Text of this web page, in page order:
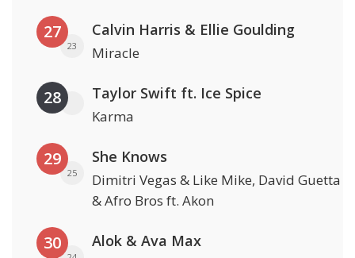
27
23
Calvin Harris & Ellie Goulding
Miracle
28 Taylor Swift ft. Ice Spice
Karma
29
25
She Knows
Dimitri Vegas & Like Mike, David Guetta
& Afro Bros ft. Akon
30 Alok & Ava Max